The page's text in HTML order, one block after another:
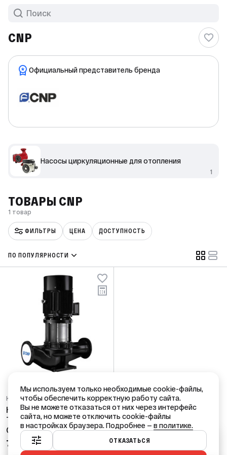
CNP
Официальный представитель бренда
Насосы циркуляционные для отопления
1
ТОВАРЫ CNP
1 товар
ФИЛЬТРЫ ЦЕНА ДОСТУПНОСТЬ
ПО ПОПУЛЯРНОСТИ
Код: 97426
Насос циркуляционный
TD 100/17-450 SWHCJ
CNP (DN100, 5,5 кВт,
3х380, 12 бар, чугун)
71 169,00 ₽
Ваш город — Краснодар?
Мы используем только необходимые cookie-файлы,
чтобы обеспечить корректную работу сайта.
Вы не можете отказаться от них через интерфейс
сайта, но можете отключить cookie-файлы
в настройках браузера. Подробнее — в политике.
ОТКАЗАТЬСЯ